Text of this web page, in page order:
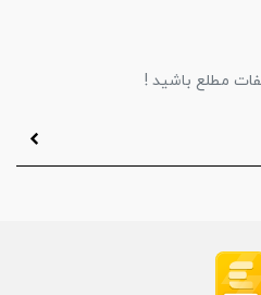
مطلع باشید !